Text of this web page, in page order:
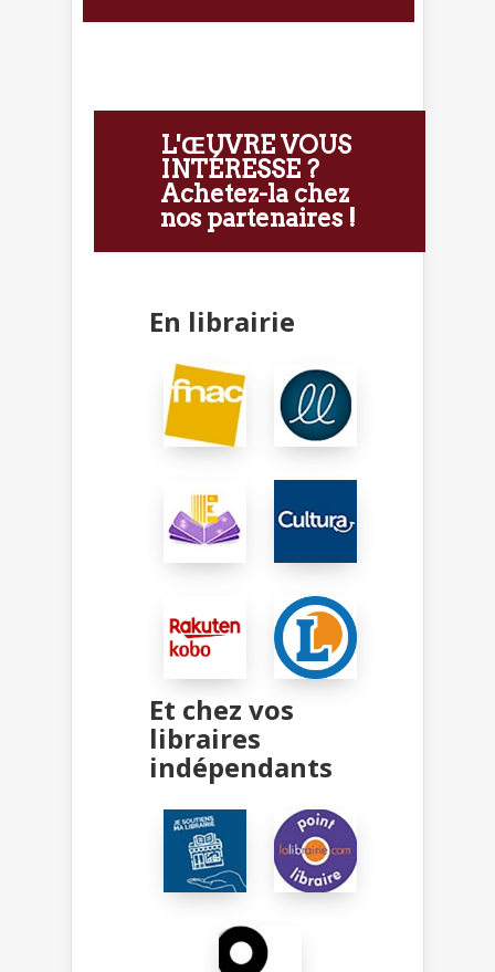
L'ŒUVRE VOUS
INTÉRESSE ?
Achetez-la chez
nos partenaires !
En librairie
Et chez vos
libraires
indépendants